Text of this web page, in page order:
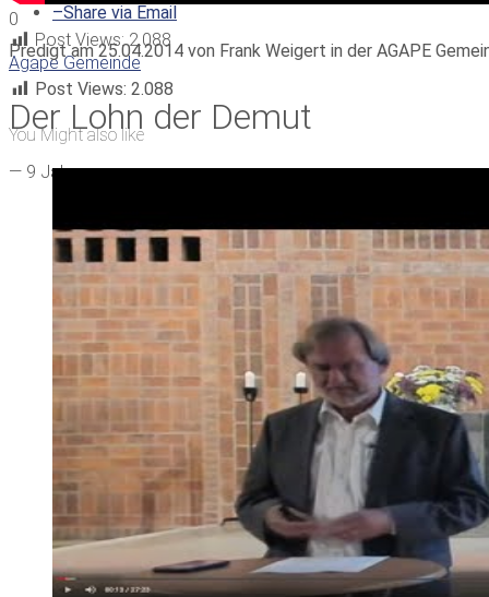
0
Post Views: 2.088
Agape Gemeinde
Der Lohn der Demut
— 9 Jahren ago
–Share via Email
Predigt am 25.04.2014 von Frank Weigert in der AGAPE
Post Views: 2.088
You Might also like